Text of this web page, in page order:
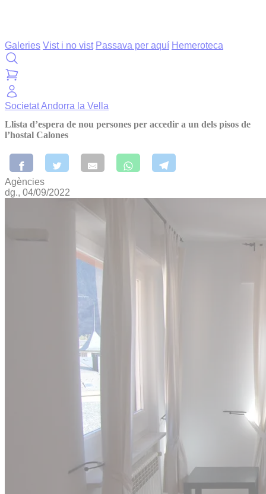
Galeries Vist i no vist Passava per aquí Hemeroteca
SocietatAndorra la Vella
Llista d’espera de nou persones per accedir a un dels pisos de
l’hostal Calones
Agències
dg., 04/09/2022